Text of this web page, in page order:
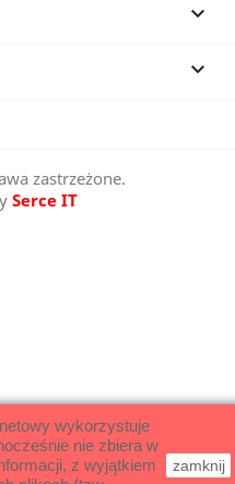


wykorzystuje
nie zbiera w
z wyjątkiem
zamknij
zastrzeżone.
Serce IT